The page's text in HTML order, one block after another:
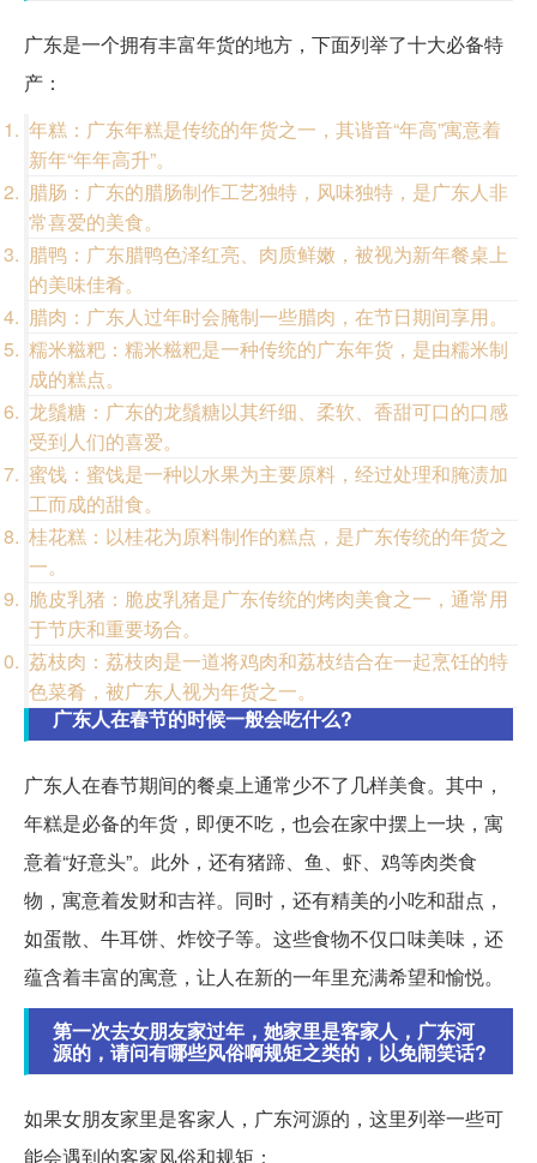
广东是一个拥有丰富年货的地方，下面列举了十大必备特
产：
年糕：广东年糕是传统的年货之一，其谐音“年高”寓意着
新年“年年高升”。
腊肠：广东的腊肠制作工艺独特，风味独特，是广东人非
常喜爱的美食。
腊鸭：广东腊鸭色泽红亮、肉质鲜嫩，被视为新年餐桌上
的美味佳肴。
腊肉：广东人过年时会腌制一些腊肉，在节日期间享用。
糯米糍粑：糯米糍粑是一种传统的广东年货，是由糯米制
成的糕点。
龙鬚糖：广东的龙鬚糖以其纤细、柔软、香甜可口的口感
受到人们的喜爱。
蜜饯：蜜饯是一种以水果为主要原料，经过处理和腌渍加
工而成的甜食。
桂花糕：以桂花为原料制作的糕点，是广东传统的年货之
一。
脆皮乳猪：脆皮乳猪是广东传统的烤肉美食之一，通常用
于节庆和重要场合。
荔枝肉：荔枝肉是一道将鸡肉和荔枝结合在一起烹饪的特
色菜肴，被广东人视为年货之一。
广东人在春节的时候一般会吃什么?
广东人在春节期间的餐桌上通常少不了几样美食。其中，
年糕是必备的年货，即便不吃，也会在家中摆上一块，寓
意着“好意头”。此外，还有猪蹄、鱼、虾、鸡等肉类食
物，寓意着发财和吉祥。同时，还有精美的小吃和甜点，
如蛋散、牛耳饼、炸饺子等。这些食物不仅口味美味，还
蕴含着丰富的寓意，让人在新的一年里充满希望和愉悦。
第一次去女朋友家过年，她家里是客家人，广东河
源的，请问有哪些风俗啊规矩之类的，以免闹笑话?
如果女朋友家里是客家人，广东河源的，这里列举一些可
能会遇到的客家风俗和规矩：